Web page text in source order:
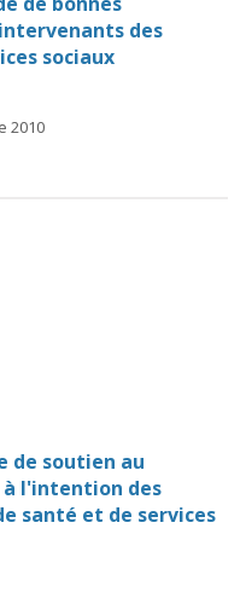
des
sociaux
2010
de soutien au
à l'intention des
santé et de services